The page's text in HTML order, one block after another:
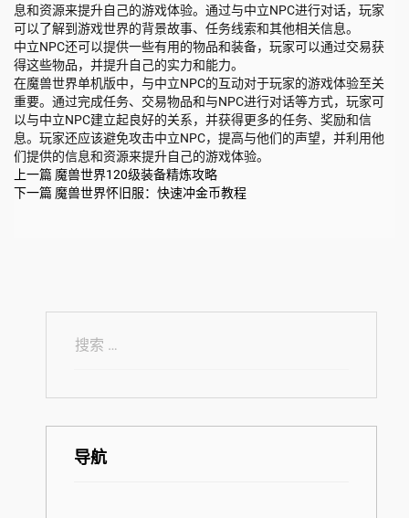
息和资源来提升自己的游戏体验。通过与中立NPC进行对话，玩家
可以了解到游戏世界的背景故事、任务线索和其他相关信息。
中立NPC还可以提供一些有用的物品和装备，玩家可以通过交易获
得这些物品，并提升自己的实力和能力。
在魔兽世界单机版中，与中立NPC的互动对于玩家的游戏体验至关
重要。通过完成任务、交易物品和与NPC进行对话等方式，玩家可
以与中立NPC建立起良好的关系，并获得更多的任务、奖励和信
息。玩家还应该避免攻击中立NPC，提高与他们的声望，并利用他
们提供的信息和资源来提升自己的游戏体验。
上一篇 魔兽世界120级装备精炼攻略
下一篇 魔兽世界怀旧服：快速冲金币教程
导航